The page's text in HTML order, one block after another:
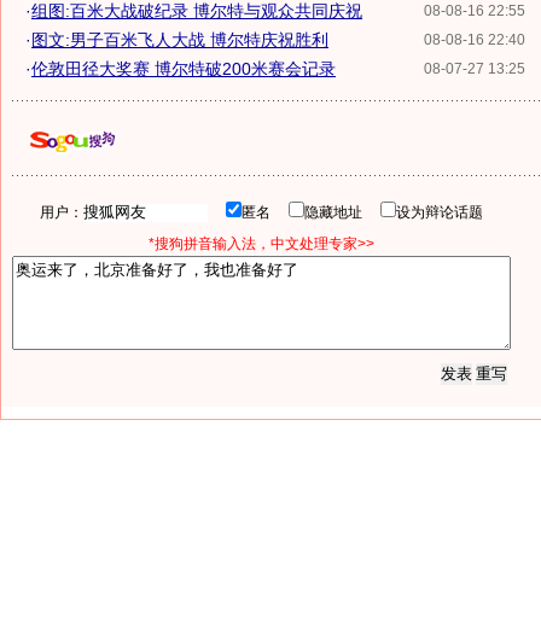
08-08-16 22:55
·组图:百米大战破纪录 博尔特与观众共同庆祝
08-08-16 22:40
·图文:男子百米飞人大战 博尔特庆祝胜利
08-07-27 13:25
·伦敦田径大奖赛 博尔特破200米赛会记录
用户： 匿名 隐藏地址
设为辩论话题
*搜狗拼音输入法，中文处理专家>>